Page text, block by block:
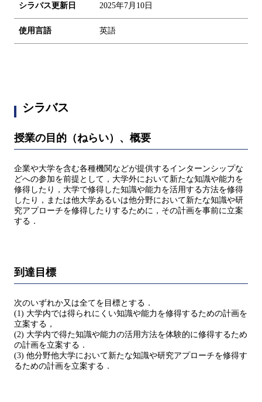
シラバス更新日 2025年7月10日
使用言語 英語
シラバス
授業の目的（ねらい）、概要
企業や大学を含む各種機関などが提供するインターンシップな
どへの参加を前提として，大学外において新たな知識や能力を
修得したり，大学で修得した知識や能力を活用する方法を修得
したり，または他大学あるいは他分野において新たな知識や研
究アプローチを修得したりするために，その計画を事前に立案
する．
到達目標
次のいずれか又は全てを目標とする．
(1) 大学内では得られにくい知識や能力を修得するための計画を
立案する，
(2) 大学内で得た知識や能力の活用方法を体験的に修得するため
の計画を立案する．
(3) 他分野他大学において新たな知識や研究アプローチを修得す
るための計画を立案する．